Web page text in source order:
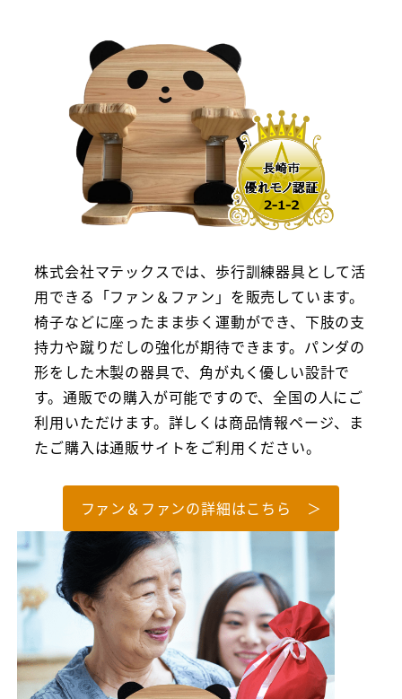
株式会社マテックスでは、歩行訓練器具として活
用できる「ファン＆ファン」を販売しています。
椅子などに座ったまま歩く運動ができ、下肢の支
持力や蹴りだしの強化が期待できます。パンダの
形をした木製の器具で、角が丸く優しい設計で
す。通販での購入が可能ですので、全国の人にご
利用いただけます。詳しくは商品情報ページ、ま
たご購入は通販サイトをご利用ください。
ファン＆ファンの詳細はこちら ＞